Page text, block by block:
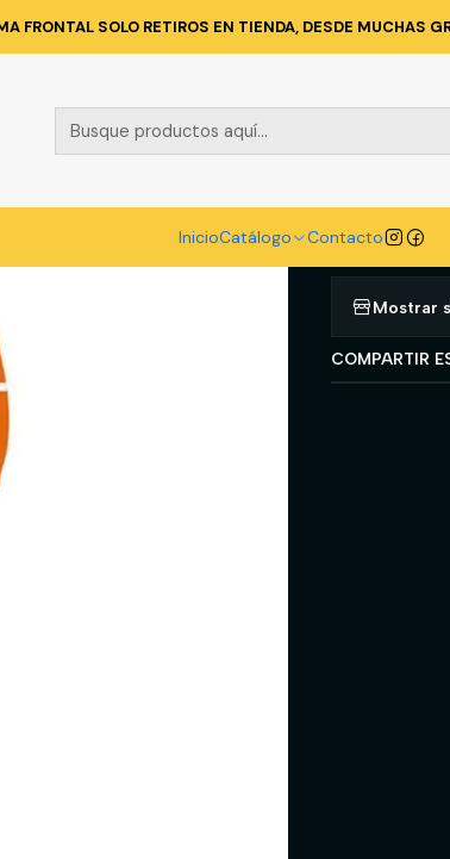
InicioCatálogo Contacto
FRONTAL SOLO RETIROS EN TIENDA, DESDE MUCHAS
Y CORPORATIVA OVEROLES Y CHALECOS GEOLOGOS
|
Mostrar
COMPARTIR